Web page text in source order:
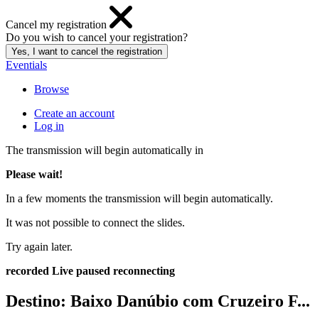
Cancel my registration
Do you wish to cancel your registration?
Eventials
Browse
Create an account
Log in
The transmission will begin automatically in
Please wait!
In a few moments the transmission will begin automatically.
It was not possible to connect the slides.
Try again later.
recorded Live paused reconnecting
Destino: Baixo Danúbio com Cruzeiro F...